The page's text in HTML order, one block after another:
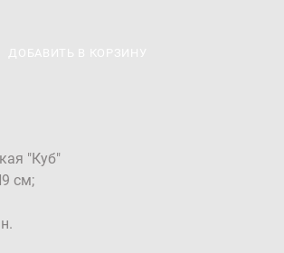
ДОБАВИТЬ В КОРЗИНУ
"Куб"
см;